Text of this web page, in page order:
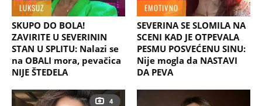
LUKSUZ
SKUPO DO BOLA!
ZAVIRITE U SEVERININ
STAN U SPLITU: Nalazi se
na OBALI mora, pevačica
NIJE ŠTEDELA
EMOTIVNO
SEVERINA SE SLOMILA NA
SCENI KAD JE OTPEVALA
PESMU POSVEĆENU SINU:
Nije mogla da NASTAVI
DA PEVA
4